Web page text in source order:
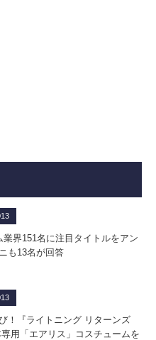
業界151名に注目タイトルをアン
も13名が回答
！『ライトニング リターンズ
用「エアリス」コスチュームを